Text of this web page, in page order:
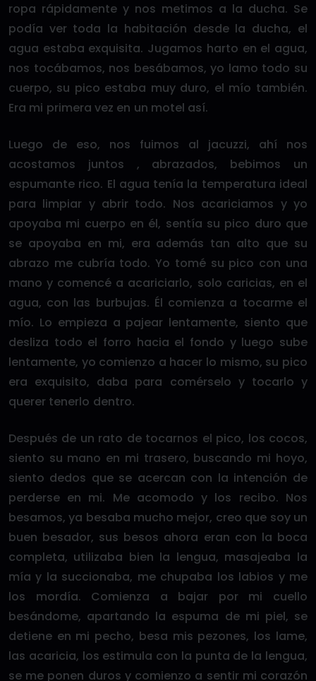
ropa rápidamente y nos metimos a la ducha. Se
podía ver toda la habitación desde la ducha, el
agua estaba exquisita. Jugamos harto en el agua,
nos tocábamos, nos besábamos, yo lamo todo su
cuerpo, su pico estaba muy duro, el mío también.
Era mi primera vez en un motel así.
Luego de eso, nos fuimos al jacuzzi, ahí nos
acostamos juntos , abrazados, bebimos un
espumante rico. El agua tenía la temperatura ideal
para limpiar y abrir todo. Nos acariciamos y yo
apoyaba mi cuerpo en él, sentía su pico duro que
se apoyaba en mi, era además tan alto que su
abrazo me cubría todo. Yo tomé su pico con una
mano y comencé a acariciarlo, solo caricias, en el
agua, con las burbujas. Él comienza a tocarme el
mío. Lo empieza a pajear lentamente, siento que
desliza todo el forro hacia el fondo y luego sube
lentamente, yo comienzo a hacer lo mismo, su pico
era exquisito, daba para comérselo y tocarlo y
querer tenerlo dentro.
Después de un rato de tocarnos el pico, los cocos,
siento su mano en mi trasero, buscando mi hoyo,
siento dedos que se acercan con la intención de
perderse en mi. Me acomodo y los recibo. Nos
besamos, ya besaba mucho mejor, creo que soy un
buen besador, sus besos ahora eran con la boca
completa, utilizaba bien la lengua, masajeaba la
mía y la succionaba, me chupaba los labios y me
los mordía. Comienza a bajar por mi cuello
besándome, apartando la espuma de mi piel, se
detiene en mi pecho, besa mis pezones, los lame,
las acaricia, los estimula con la punta de la lengua,
se me ponen duros y comienzo a sentir mi corazón